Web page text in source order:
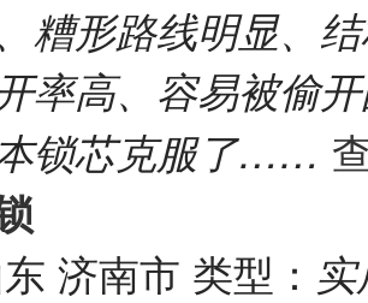
糟形路线明显、
率高、容易被偷
锁芯克服了……
济南市 类型：